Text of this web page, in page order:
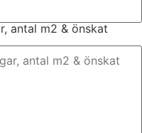
antal m2 & önskat